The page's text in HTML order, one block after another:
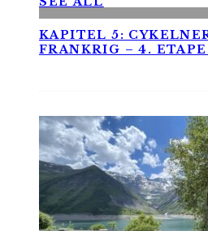
KAPITEL 5:
FRANKRIG – 4.